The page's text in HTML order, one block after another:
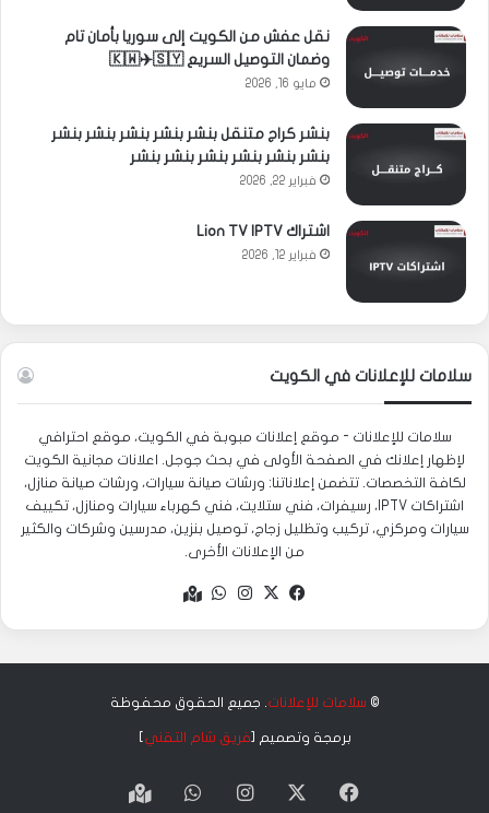
نقل عفش من الكويت إلى سوريا بأمان تام
وضمان التوصيل السريع 🇰🇼✈️🇸🇾
مايو 16, 2026
بنشر كراج متنقل بنشر بنشر بنشر بنشر بنشر
بنشر بنشر بنشر بنشر بنشر بنشر
فبراير 22, 2026
اشتراك Lion TV IPTV
فبراير 12, 2026
سلامات للإعلانات في الكويت
سلامات للإعلانات - موقع إعلانات مبوبة في الكويت، موقع احترافي
لإظهار إعلانك في الصفحة الأولى في بحث جوجل. اعلانات مجانية الكويت
لكافة التخصصات. تتضمن إعلاناتنا: ورشات صيانة سيارات، ورشات صيانة منازل،
اشتراكات IPTV، رسيفرات، فني ستلايت، فني كهرباء سيارات ومنازل، تكييف
سيارات ومركزي، تركيب وتظليل زجاج، توصيل بنزين، مدرسين وشركات والكثير
من الإعلانات الأخرى.
فيسبوك
‫X انستقرام
واتساب
© سلامات للإعلانات. جميع الحقوق محفوظة
برمجة وتصميم [فريق شام التقني]
فيسبوك انستقرامواتسابGoogle